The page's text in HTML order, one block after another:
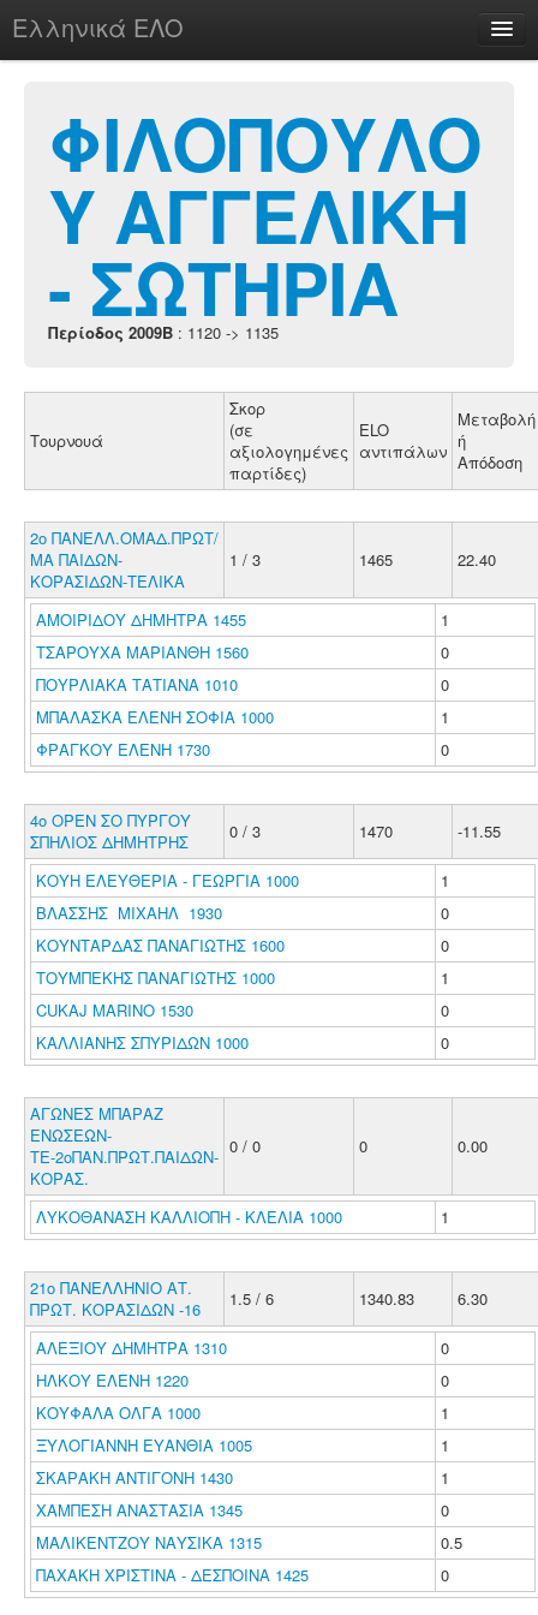
Ελληνικά ΕΛΟ
chesstu.be @ discord
ΦΙΛΟΠΟΥΛΟ
Υ ΑΓΓΕΛΙΚΗ
- ΣΩΤΗΡΙΑ
Περίοδος 2009B : 1120 -> 1135
Τουρνουά
Σκορ
(σε
αξιολογημένες
παρτίδες)
ELO
αντιπάλων
Μεταβολή
ή
Απόδοση
2ο ΠΑΝΕΛΛ.ΟΜΑΔ.ΠΡΩΤ/
ΜΑ ΠΑΙΔΩΝ-
ΚΟΡΑΣΙΔΩΝ-ΤΕΛΙΚΑ
1 / 3 1465 22.40
ΑΜΟΙΡΙΔΟΥ ΔΗΜΗΤΡΑ 1455
1
ΤΣΑΡΟΥΧΑ ΜΑΡΙΑΝΘΗ 1560
0
ΠΟΥΡΛΙΑΚΑ ΤΑΤΙΑΝΑ 1010
0
ΜΠΑΛΑΣΚΑ ΕΛΕΝΗ ΣΟΦΙΑ 1000
1
ΦΡΑΓΚΟΥ ΕΛΕΝΗ 1730
0
4o ΟΡΕΝ ΣΟ ΠΥΡΓΟΥ
ΣΠΗΛΙΟΣ ΔΗΜΗΤΡΗΣ
0 / 3 1470 -11.55
ΚΟΥΗ ΕΛΕΥΘΕΡΙΑ - ΓΕΩΡΓΙΑ 1000
1
ΒΛΑΣΣΗΣ ΜΙΧΑΗΛ 1930
0
ΚΟΥΝΤΑΡΔΑΣ ΠΑΝΑΓΙΩΤΗΣ 1600
0
ΤΟΥΜΠΕΚΗΣ ΠΑΝΑΓΙΩΤΗΣ 1000
1
CUKAJ MARINO 1530
0
ΚΑΛΛΙΑΝΗΣ ΣΠΥΡΙΔΩΝ 1000
0
ΑΓΩΝΕΣ ΜΠΑΡΑΖ
ΕΝΩΣΕΩΝ-
ΤΕ-2οΠΑΝ.ΠΡΩΤ.ΠΑΙΔΩΝ-
ΚΟΡΑΣ.
0 / 0 0 0.00
ΛΥΚΟΘΑΝΑΣΗ ΚΑΛΛΙΟΠΗ - ΚΛΕΛΙΑ 1000 1
21ο ΠΑΝΕΛΛΗΝΙΟ ΑΤ.
ΠΡΩΤ. ΚΟΡΑΣΙΔΩΝ -16
1.5 / 6 1340.83 6.30
ΑΛΕΞΙΟΥ ΔΗΜΗΤΡΑ 1310
0
ΗΛΚΟΥ ΕΛΕΝΗ 1220
0
ΚΟΥΦΑΛΑ ΟΛΓΑ 1000
1
ΞΥΛΟΓΙΑΝΝΗ ΕΥΑΝΘΙΑ 1005
1
ΣΚΑΡΑΚΗ ΑΝΤΙΓΟΝΗ 1430
1
ΧΑΜΠΕΣΗ ΑΝΑΣΤΑΣΙΑ 1345
0
ΜΑΛΙΚΕΝΤΖΟΥ ΝΑΥΣΙΚΑ 1315
0.5
ΠΑΧΑΚΗ ΧΡΙΣΤΙΝΑ - ΔΕΣΠΟΙΝΑ 1425
0